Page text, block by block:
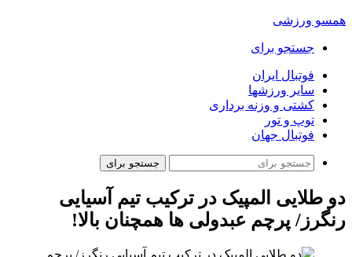
همسو ورزشی
جستجو برای
فوتبال ایران
سایر ورزشها
کشتی و وزنه برداری
توپ و تور
فوتبال جهان
جستجو برای
دو طلایی المپیک در ترکیب تیم آسیایی
رنگرز/ پرچم عبدولی ها همچنان بالا!